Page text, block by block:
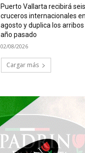
Puerto Vallarta recibirá seis
cruceros internacionales en
agosto y duplica los arribos
año pasado
02/08/2026
Cargar más